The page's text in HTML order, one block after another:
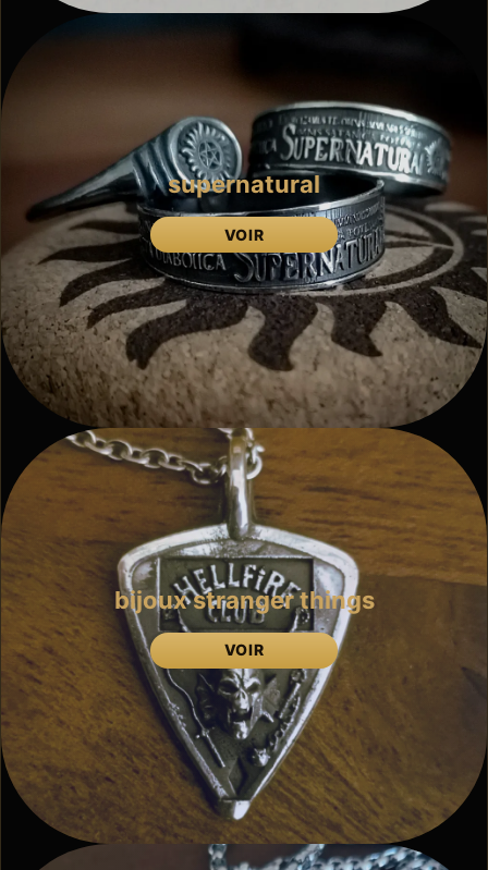
supernatural
VOIR
bijoux stranger things
VOIR